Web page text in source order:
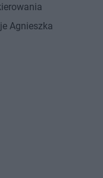
Agnieszka